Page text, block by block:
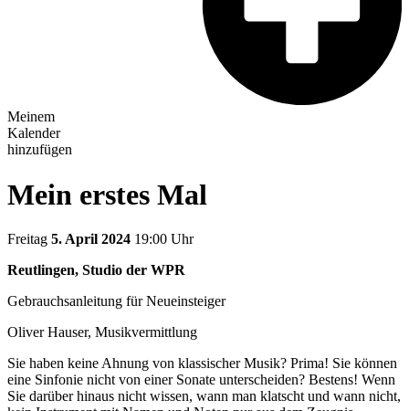
Meinem
Kalender
hinzufügen
Mein erstes Mal
Freitag 5. April 2024 19:00 Uhr
Reutlingen, Studio der WPR
Gebrauchsanleitung für Neueinsteiger
Oliver Hauser, Musikvermittlung
Sie haben keine Ahnung von klassischer Musik? Prima! Sie können
eine Sinfonie nicht von einer Sonate unterscheiden? Bestens! Wenn
Sie darüber hinaus nicht wissen, wann man klatscht und wann nicht,